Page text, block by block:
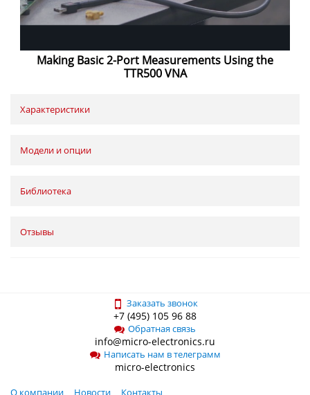
Making Basic 2-Port Measurements Using the
TTR500 VNA
Характеристики
Модели и опции
Библиотека
Отзывы
Заказать звонок
+7 (495) 105 96 88
Обратная связь
info@micro-electronics.ru
Написать нам в телеграмм
micro-electronics
О компании Новости Контакты